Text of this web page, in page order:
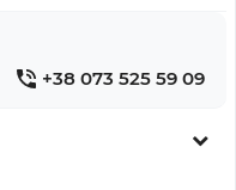
+38 073 525 59 09